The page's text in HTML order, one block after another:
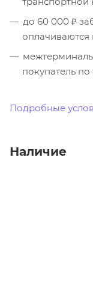
до 60 000 ₽
оплачиваются
покупатель
Подробные
Наличие